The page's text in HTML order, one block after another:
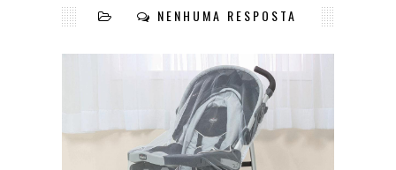
NENHUMA RESPOSTA